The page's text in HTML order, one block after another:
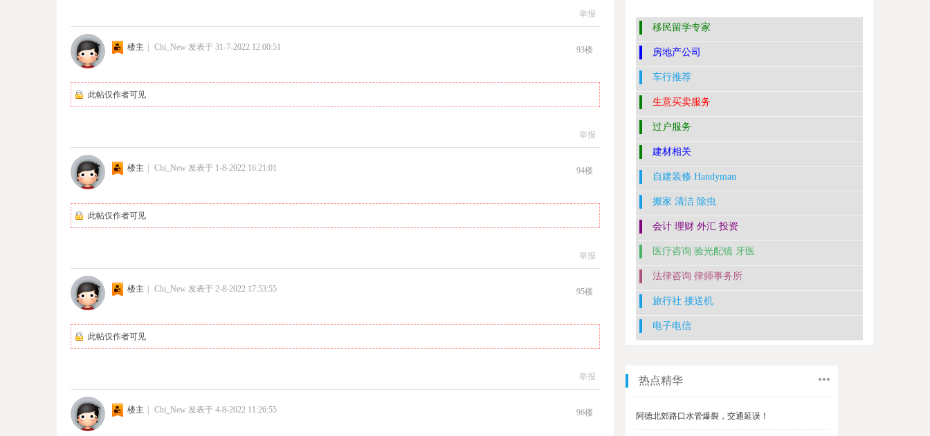
举报
93楼
楼主 | Chi_New 发表于 31-7-2022 12:00:51
此帖仅作者可见
举报
94楼
楼主 | Chi_New 发表于 1-8-2022 16:21:01
此帖仅作者可见
举报
95楼
楼主 | Chi_New 发表于 2-8-2022 17:53:55
此帖仅作者可见
举报
96楼
楼主 | Chi_New 发表于 4-8-2022 11:26:55
移民留学专家
房地产公司
车行推荐
生意买卖服务
过户服务
建材相关
自建装修 Handyman
搬家 清洁 除虫
会计 理财 外汇 投资
医疗咨询 验光配镜 牙医
法律咨询 律师事务所
旅行社 接送机
电子电信
热点精华
阿德北郊路口水管爆裂，交通延误！